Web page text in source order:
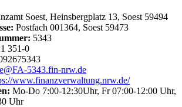
Soest, Heinsbergplatz 13, Soest 59494
Postfach 001364, Soest 59473
5343
351-0
5343.fin-nrw.de
www.finanzverwaltung.nrw.de/
Mo-Do 7:00-12:30Uhr, Fr 07:00-12:00 Uhr,
Uhr